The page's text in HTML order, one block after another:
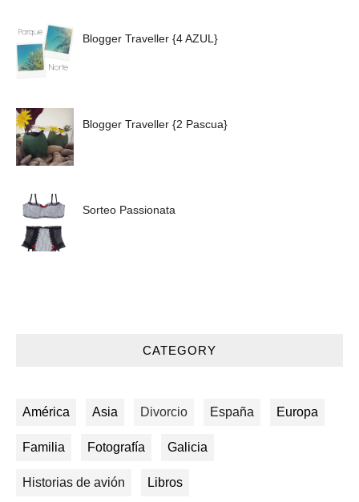
Blogger Traveller {4 AZUL}
Blogger Traveller {2 Pascua}
Sorteo Passionata
CATEGORY
América Asia Divorcio España Europa
Familia Fotografía Galicia
Historias de avión Libros